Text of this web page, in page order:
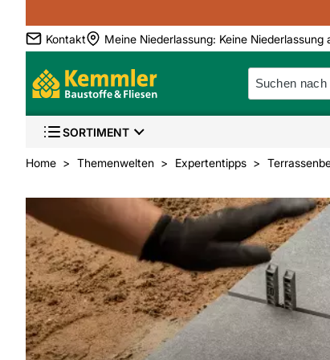
Kontakt
Meine Niederlassung: Keine Niederlassung
SORTIMENT
Home Themenwelten Expertentipps